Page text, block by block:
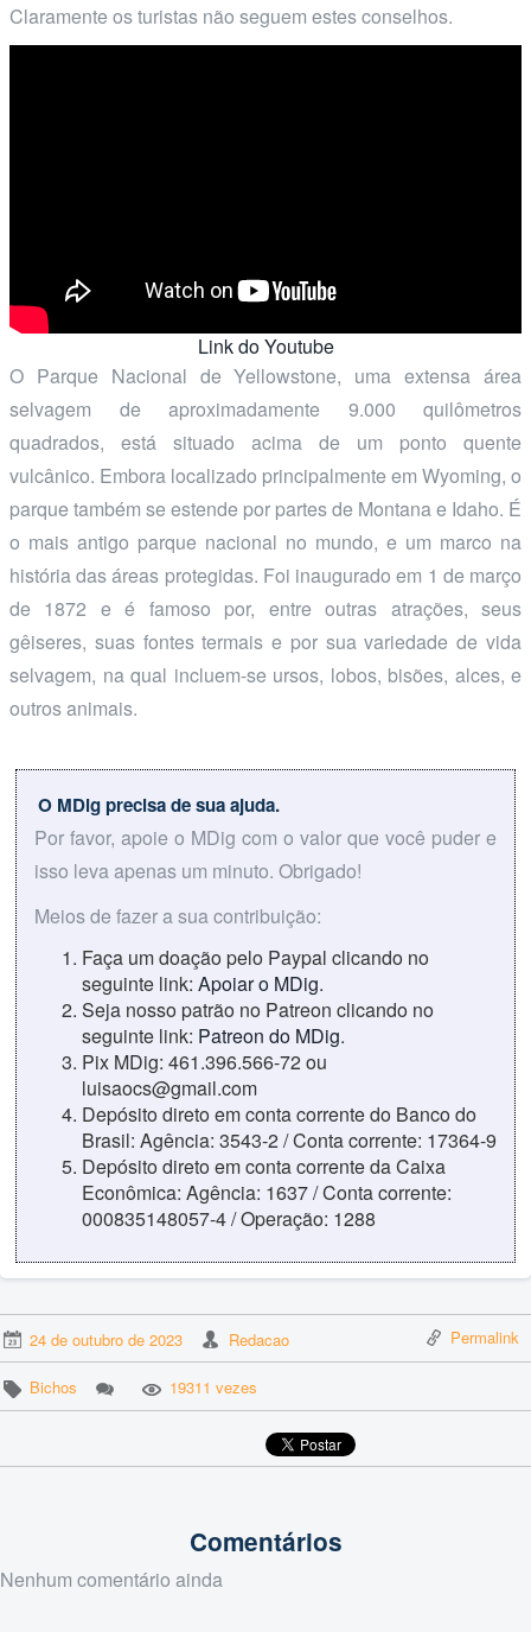
Claramente os turistas não seguem estes conselhos.
Link do Youtube
O Parque Nacional de Yellowstone, uma extensa área
selvagem de aproximadamente 9.000 quilômetros
quadrados, está situado acima de um ponto quente
vulcânico. Embora localizado principalmente em Wyoming, o
parque também se estende por partes de Montana e Idaho. É
o mais antigo parque nacional no mundo, e um marco na
história das áreas protegidas. Foi inaugurado em 1 de março
de 1872 e é famoso por, entre outras atrações, seus
gêiseres, suas fontes termais e por sua variedade de vida
selvagem, na qual incluem-se ursos, lobos, bisões, alces, e
outros animais.
O MDig precisa de sua ajuda.
Por favor, apoie o MDig com o valor que você puder e
isso leva apenas um minuto. Obrigado!
Meios de fazer a sua contribuição:
Faça um doação pelo Paypal clicando no
seguinte link: Apoiar o MDig.
Seja nosso patrão no Patreon clicando no
seguinte link: Patreon do MDig.
Pix MDig: 461.396.566-72 ou
luisaocs@gmail.com
Depósito direto em conta corrente do Banco do
Brasil: Agência: 3543-2 / Conta corrente: 17364-9
Depósito direto em conta corrente da Caixa
Econômica: Agência: 1637 / Conta corrente:
000835148057-4 / Operação: 1288
24 de outubro de 2023 Redacao Permalink
Bichos 19311 vezes
Comentários
Nenhum comentário ainda